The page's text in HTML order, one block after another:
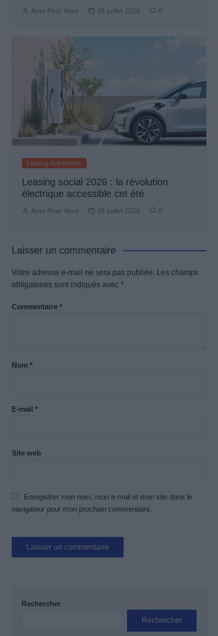
Auto Pour Vous 16 juillet 2026 0
Leasing Automobile
Leasing social 2026 : la révolution
électrique accessible cet été
Auto Pour Vous 15 juillet 2026 0
Laisser un commentaire
Votre adresse e-mail ne sera pas publiée.
Les champs
obligatoires sont indiqués avec *
Commentaire *
Nom *
E-mail *
Site web
Enregistrer mon nom, mon e-mail et mon site dans le
navigateur pour mon prochain commentaire.
Rechercher
Rechercher